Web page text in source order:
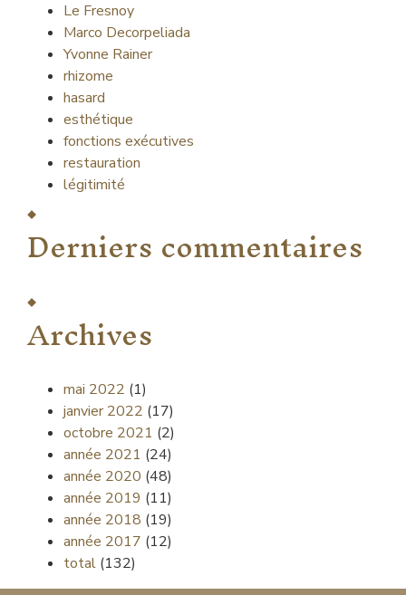
Le Fresnoy
Marco Decorpeliada
Yvonne Rainer
rhizome
hasard
esthétique
fonctions exécutives
restauration
légitimité
Derniers commentaires
Archives
mai 2022 (1)
janvier 2022 (17)
octobre 2021 (2)
année 2021 (24)
année 2020 (48)
année 2019 (11)
année 2018 (19)
année 2017 (12)
total (132)